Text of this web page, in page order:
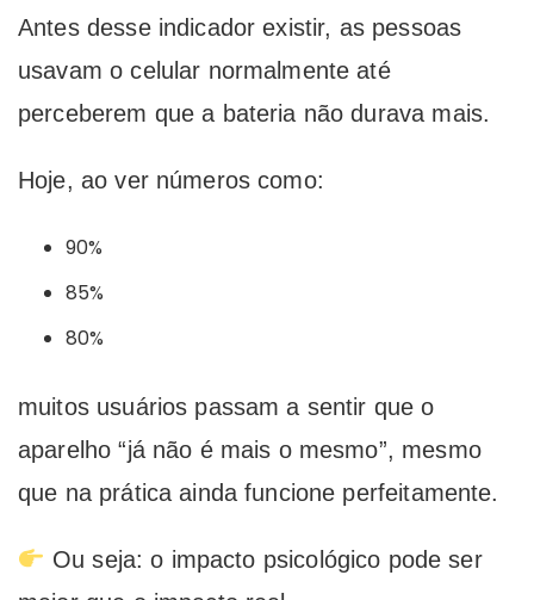
Antes desse indicador existir, as pessoas
usavam o celular normalmente até
perceberem que a bateria não durava mais.
Hoje, ao ver números como:
90%
85%
80%
muitos usuários passam a sentir que o
aparelho “já não é mais o mesmo”, mesmo
que na prática ainda funcione perfeitamente.
Ou seja: o impacto psicológico pode ser